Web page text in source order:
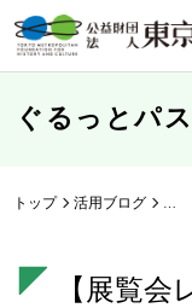
ぐるっとパ
トップ 活用ブログ 【
【展覧会